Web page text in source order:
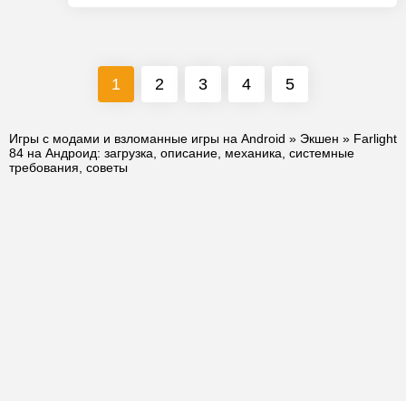
1 2 3 4 5
Игры с модами и взломанные игры на Android » Экшен » Farlight
84 на Андроид: загрузка, описание, механика, системные
требования, советы